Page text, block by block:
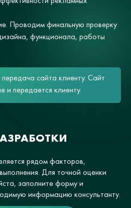
Проводим финальную проверку
функционала, работы
сайта клиенту. Сайт
передается клиенту.
рядом факторов,
Для точной оценки
заполните форму и
информацию консультанту.